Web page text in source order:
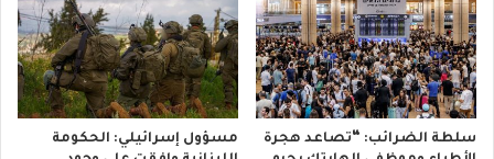
سلطة الضرائب: “تصاعد هجرة
مسؤول إسرائيلي: الحكومة